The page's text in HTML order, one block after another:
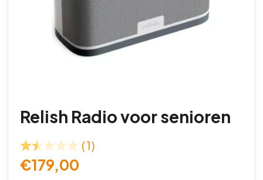
Relish Radio voor senioren
(1)
€179,00